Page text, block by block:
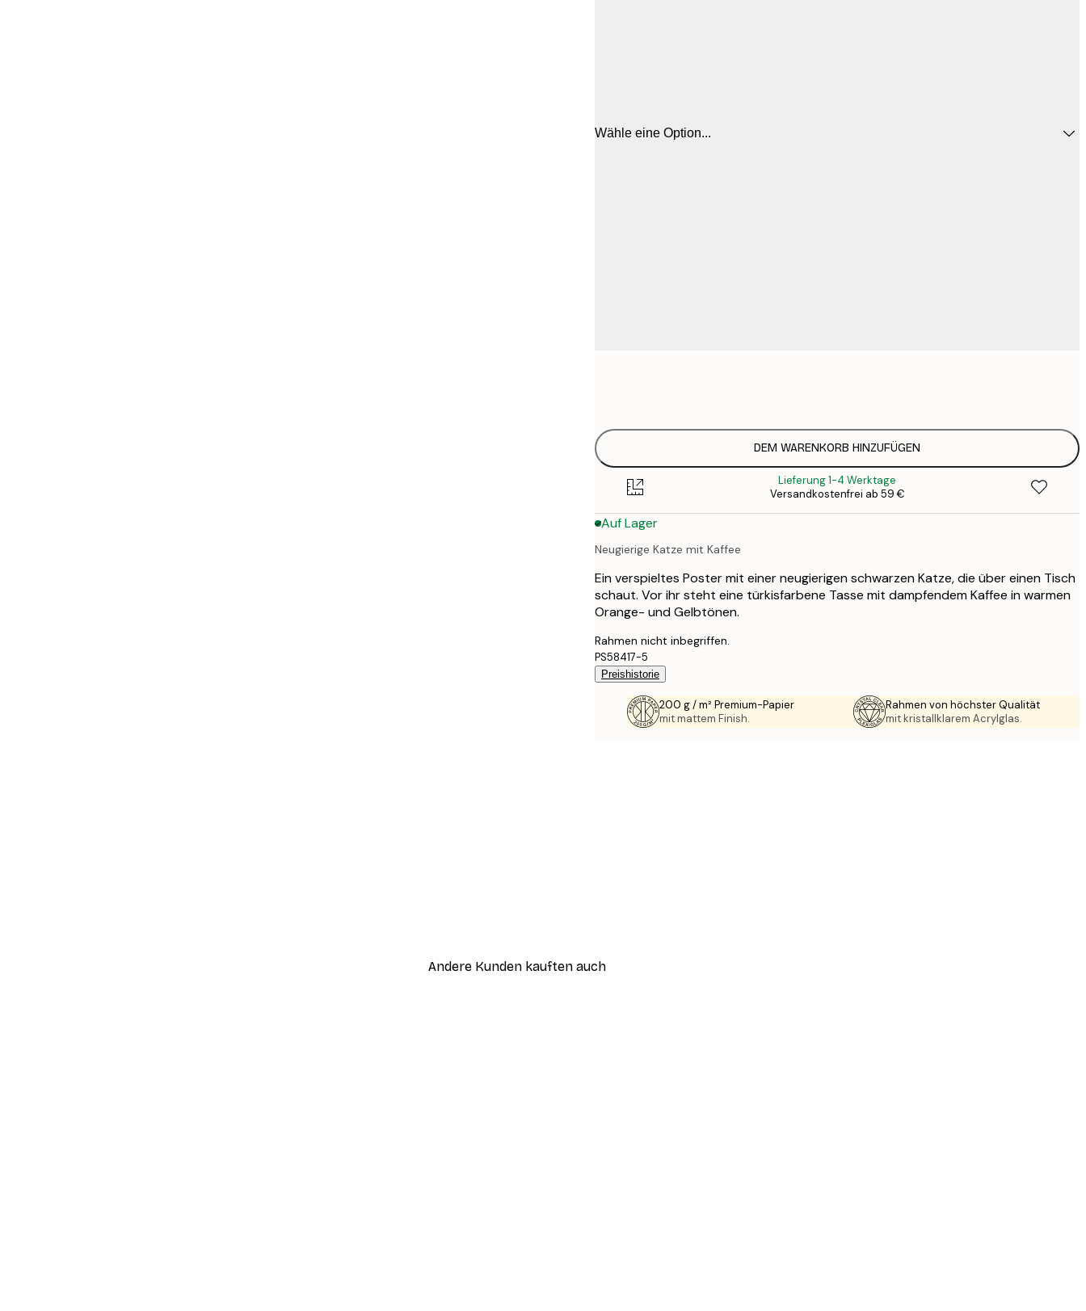
Wähle eine Option...
DEM WARENKORB HINZUFÜGEN
Lieferung 1-4 Werktage
Versandkostenfrei ab 59 €
Auf Lager
Neugierige Katze mit Kaffee
Ein verspieltes Poster mit einer neugierigen schwarzen Katze, die über einen Tisch
schaut. Vor ihr steht eine türkisfarbene Tasse mit dampfendem Kaffee in warmen
Orange- und Gelbtönen.
Rahmen nicht inbegriffen.
PS58417-5
Preishistorie
200 g / m² Premium-Papier
mit mattem Finish.
Rahmen von höchster Qualität
mit kristallklarem Acrylglas.
Andere Kunden kauften auch